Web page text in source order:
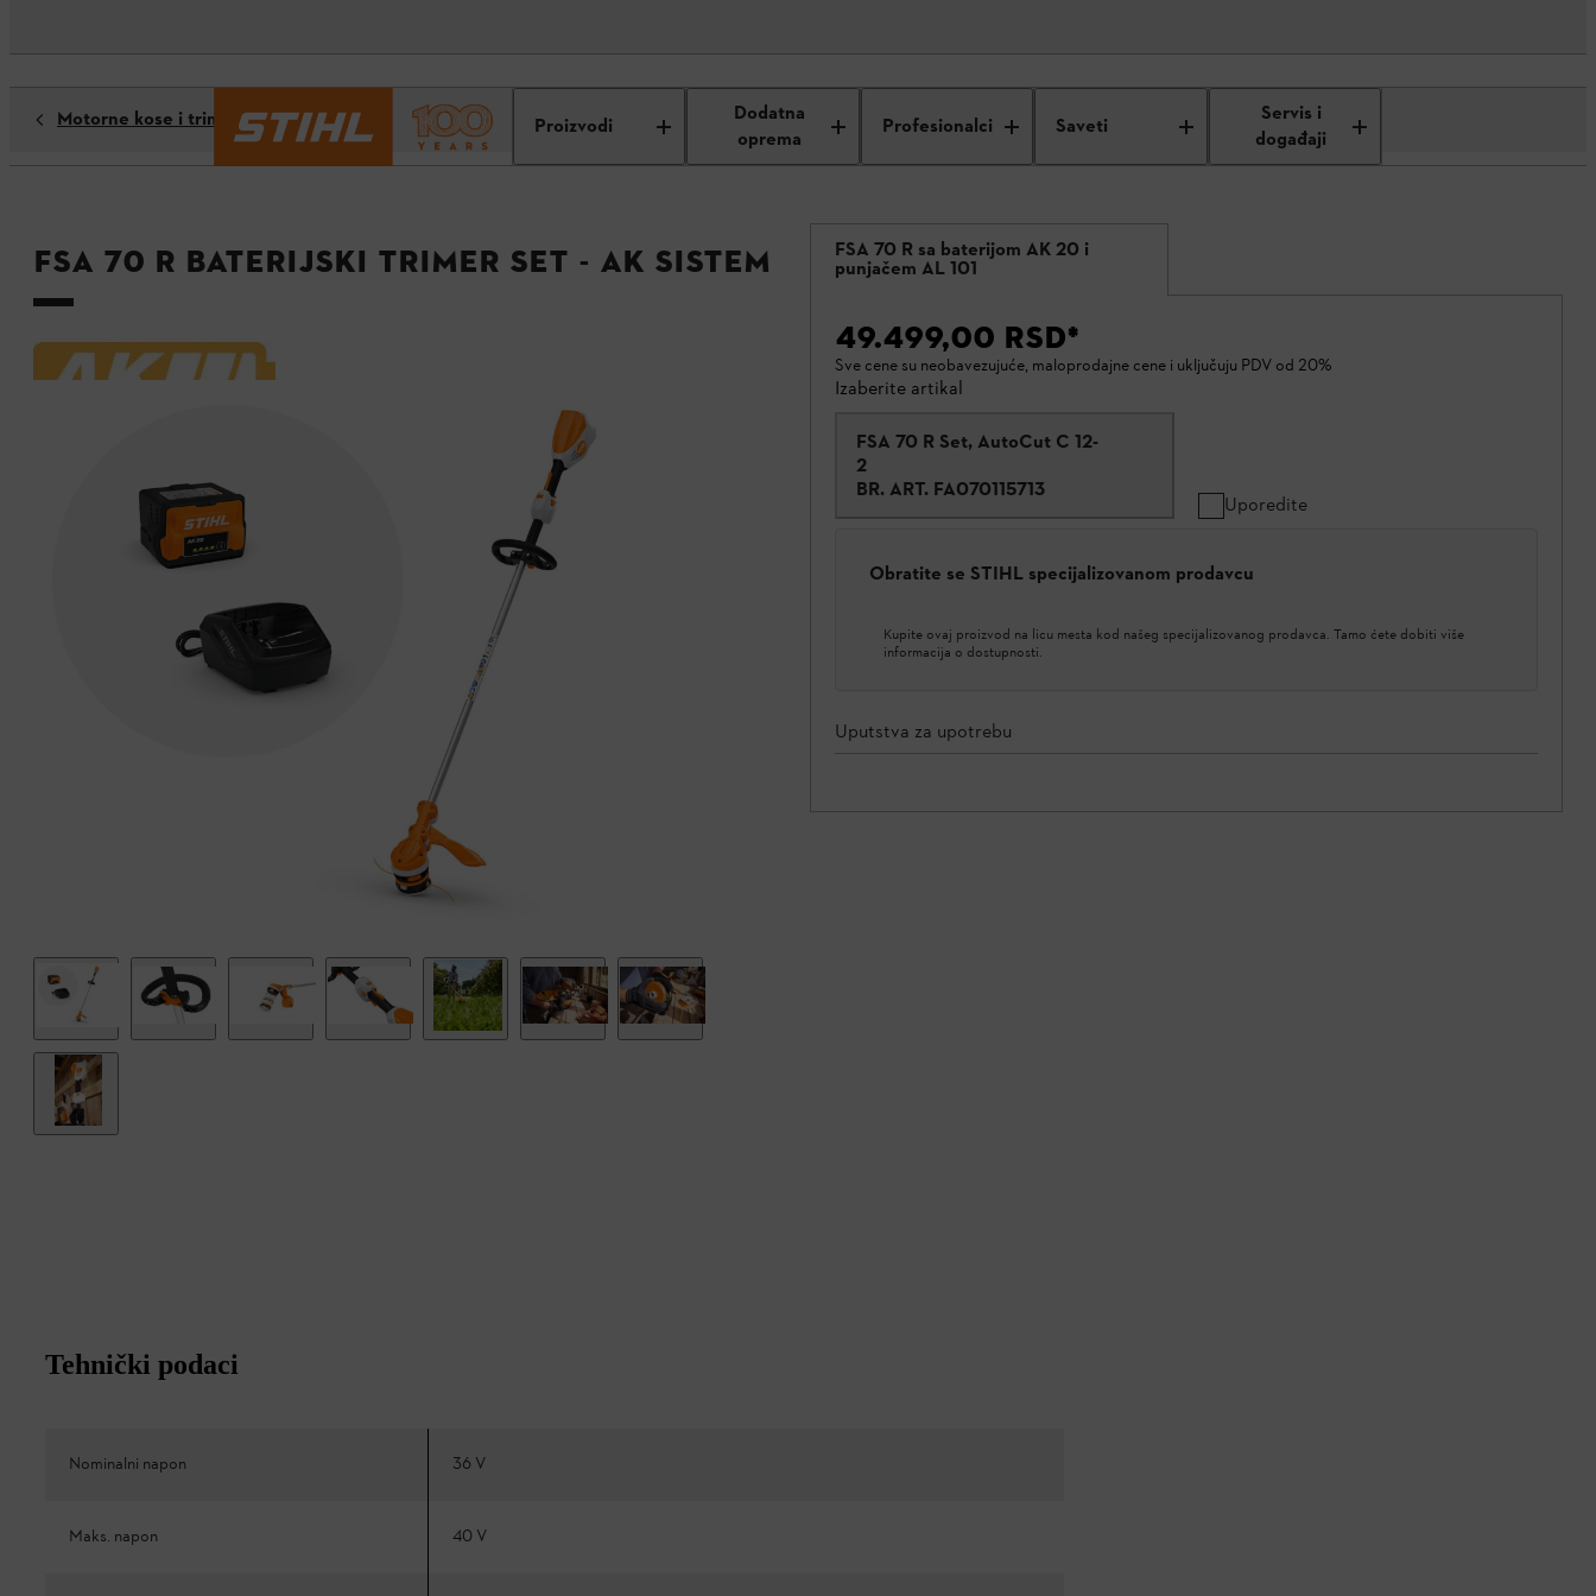
Proizvodi
Dodatna
oprema
Profesionalci Saveti
Servis i
događaji
Motorne kose i trimeri
FSA 70 R baterijski trimer SET - AK sistem FSA 70 R sa baterijom AK 20 i
punjačem AL 101
49.499,00 RSD*
Sve cene su neobavezujuće, maloprodajne cene i uključuju PDV od 20%
Izaberite artikal
FSA 70 R Set, AutoCut C 12-
2
BR. ART. FA070115713
Uporedite
Obratite se STIHL specijalizovanom prodavcu
Kupite ovaj proizvod na licu mesta kod našeg specijalizovanog prodavca. Tamo ćete dobiti više
informacija o dostupnosti.
Uputstva za upotrebu
Tehnički podaci
Nominalni napon 36 V
Maks. napon 40 V